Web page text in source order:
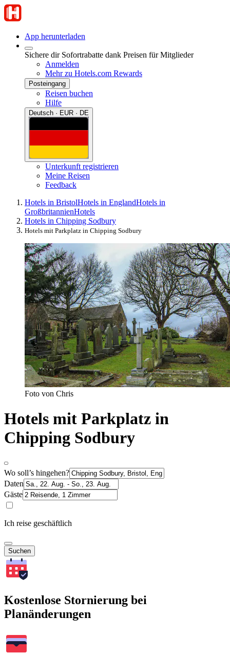
App herunterladen
Sichere dir Sofortrabatte dank Preisen für Mitglieder
Anmelden
Mehr zu Hotels.com Rewards
Posteingang
Reisen buchen
Hilfe
Deutsch · EUR · DE
Unterkunft registrieren
Meine Reisen
Feedback
Hotels in BristolHotels in EnglandHotels in
GroßbritannienHotels
Hotels in Chipping Sodbury
Hotels mit Parkplatz in Chipping Sodbury
Foto von Chris
Hotels mit Parkplatz in
Chipping Sodbury
Wo soll’s hingehen?
Daten
Gäste
Ich reise geschäftlich
Suchen
Kostenlose Stornierung bei
Planänderungen